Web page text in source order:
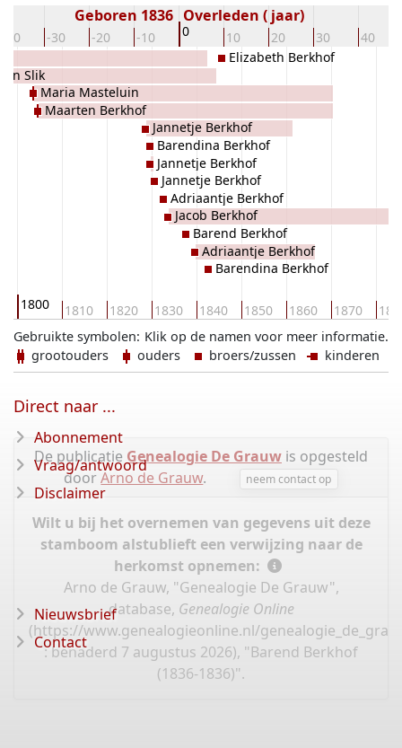
-40 -30 -20 -10 0 10 20 30 40
Geboren 1836 Overleden ( jaar)
1800 1810 1820 1830 1840 1850 1860 1870
Slik
Maria Masteluin
Maarten Berkhof
Jannetje Berkhof
Barendina Berkhof
Jannetje Berkhof
Jannetje Berkhof
Adriaantje Berkhof
Jacob Berkhof
Barend Berkhof
Adriaantje Berkhof
Barendina Berkhof
Elizabeth Berkhof
Klik op de namen voor meer informatie.
Gebruikte symbolen:
grootouders
ouders broers/zussen kinderen
De publicatie Genealogie De Grauw is opgesteld
doorArno de Grauw. neem contact op
Wilt u bij het overnemen van gegevens uit deze
stamboom alstublieft een verwijzing naar de
herkomst opnemen:
Arno de Grauw, "Genealogie De Grauw",
database, Genealogie Online
(https://www.genealogieonline.nl/
: benaderd 7 augustus 2026), "Barend Berkhof
(1836-1836)".
Direct naar ...
Abonnement
Vraag/antwoord
Disclaimer
Nieuwsbrief
Contact